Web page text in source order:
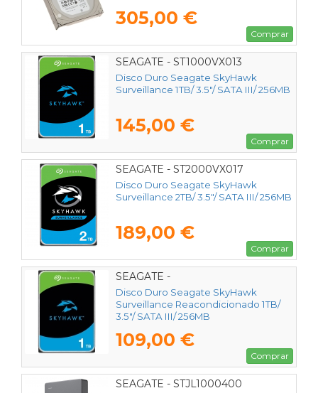
305,00 €
Comprar
SEAGATE - ST1000VX013
Disco Duro Seagate SkyHawk
Surveillance 1TB/ 3.5"/ SATA III/ 256MB
145,00 €
Comprar
SEAGATE - ST2000VX017
Disco Duro Seagate SkyHawk
Surveillance 2TB/ 3.5"/ SATA III/ 256MB
189,00 €
Comprar
SEAGATE -
Disco Duro Seagate SkyHawk
Surveillance Reacondicionado 1TB/
3.5"/ SATA III/ 256MB
109,00 €
Comprar
SEAGATE - STJL1000400